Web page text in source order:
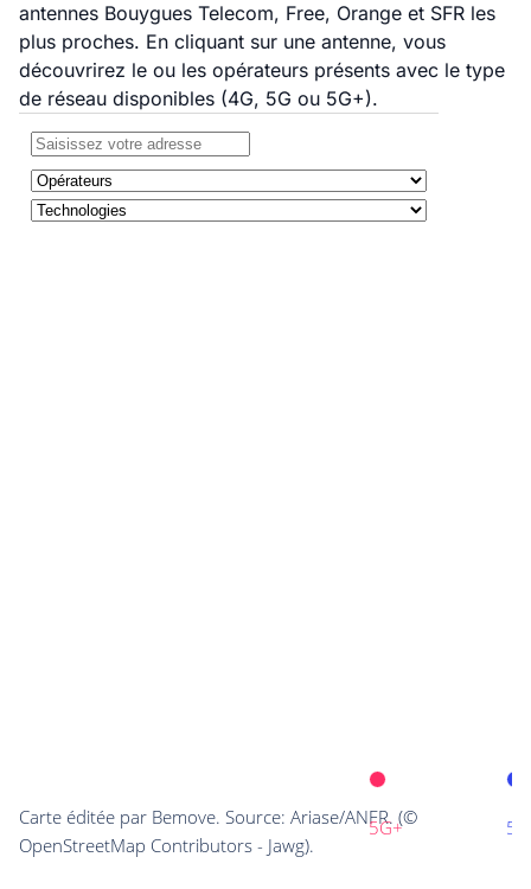
antennes Bouygues Telecom, Free, Orange et SFR les
plus proches. En cliquant sur une antenne, vous
découvrirez le ou les opérateurs présents avec le type
de réseau disponibles (4G, 5G ou 5G+).